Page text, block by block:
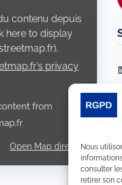
Nous
consulter
retirer son
contenu depuis
here to display
privacy
from
Open Map directly